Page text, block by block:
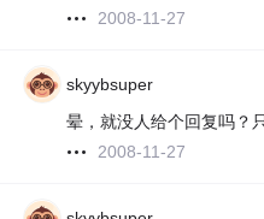
2008-11-27
skyybsuper
晕，就没人给个回复吗？
2008-11-27